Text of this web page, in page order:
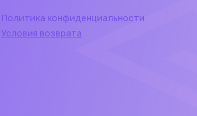
Политика конфиденциальности
Условия возврата